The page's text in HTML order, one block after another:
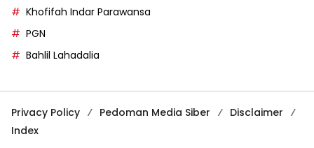
Khofifah Indar Parawansa
PGN
Bahlil Lahadalia
Privacy Policy Pedoman Media Siber
Disclaimer
Index